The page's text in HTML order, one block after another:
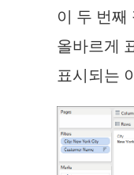
이 두 번째
올바르게
표시되는